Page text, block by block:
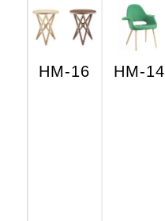
HM-16 HM-14